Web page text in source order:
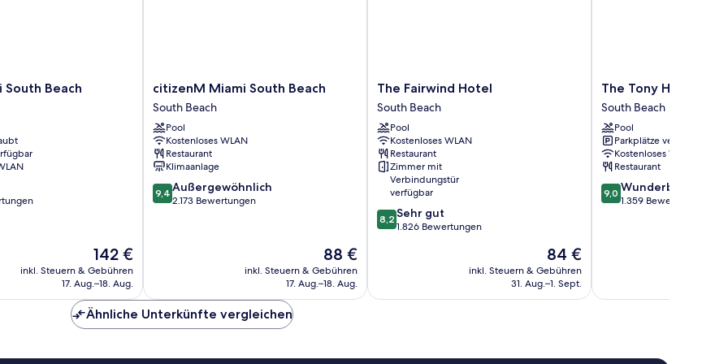
South Beach
Der
Preis
beträgt
142 €
inkl. Steuern & Gebühren
17. Aug.–18. Aug.
citizenM
Miami
South
Beach
South
Beach
citizenM Miami South Beach
South Beach
Pool
Kostenloses WLAN
Restaurant
Klimaanlage
9.4
von
9,4 Außergewöhnlich
2.173 Bewertungen
Der
Preis
beträgt
88 €
inkl. Steuern & Gebühren
17. Aug.–18. Aug.
The
Fairwind
Hotel
South
Beach
The Fairwind Hotel
South Beach
Pool
Kostenloses WLAN
Restaurant
Zimmer mit
Verbindungstür
verfügbar
8.2
von
Bewertungen
8,2 Sehr gut
1.826 Bewertungen
Der
Preis
beträgt
84 €
inkl. Steuern & Gebühren
31. Aug.–1. Sept.
The
Tony
Hotel
South
Beach
South
Beach
The Tony Hotel
South Beach
Pool
Parkplätze verfügbar
Kostenloses WLAN
Restaurant
9.0
von
9,0 Wunderbar
1.359 Bewertungen
Ähnliche Unterkünfte vergleichen